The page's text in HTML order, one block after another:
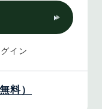
イン
料）